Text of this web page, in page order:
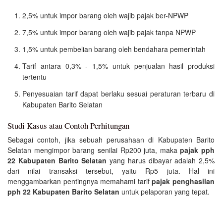
2,5% untuk impor barang oleh wajib pajak ber-NPWP
7,5% untuk impor barang oleh wajib pajak tanpa NPWP
1,5% untuk pembelian barang oleh bendahara pemerintah
Tarif antara 0,3% - 1,5% untuk penjualan hasil produksi
tertentu
Penyesuaian tarif dapat berlaku sesuai peraturan terbaru di
Kabupaten Barito Selatan
Studi Kasus atau Contoh Perhitungan
Sebagai contoh, jika sebuah perusahaan di Kabupaten Barito
Selatan mengimpor barang senilai Rp200 juta, makapajak pph
22 Kabupaten Barito Selatan yang harus dibayar adalah 2,5%
dari nilai transaksi tersebut, yaitu Rp5 juta. Hal ini
menggambarkan pentingnya memahami tarifpajak penghasilan
pph 22 Kabupaten Barito Selatan untuk pelaporan yang tepat.